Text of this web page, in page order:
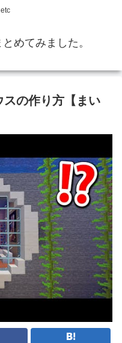
めてみました。
の作り方【まい